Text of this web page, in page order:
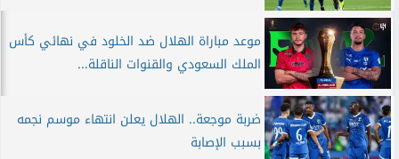
موعد مباراة الهلال ضد الخلود في نهائي كأس
الملك السعودي والقنوات الناقلة...
ضربة موجعة.. الهلال يعلن انتهاء موسم نجمه
بسبب الإصابة